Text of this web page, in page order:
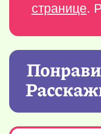
странице.